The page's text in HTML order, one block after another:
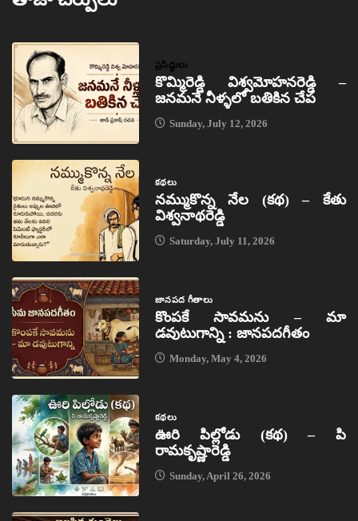
ప్రసిద్ధులు
కొమ్మిరెడ్డి విశ్వమోహనరెడ్డి –
జనమనే నీళ్ళలో బతికిన చేప
Sunday, July 12, 2026
కథలు
నమ్ముకొన్న నేల (కథ) – కేతు
విశ్వనాథరెడ్డి
Saturday, July 11, 2026
జానపద గీతాలు
కొంపకే సావమను – మా
డవుటుగాన్ని : జానపదగీతం
Monday, May 4, 2026
కథలు
ఊరి పిల్లోడు (కథ) – పి
రామకృష్ణారెడ్డి
Sunday, April 26, 2026